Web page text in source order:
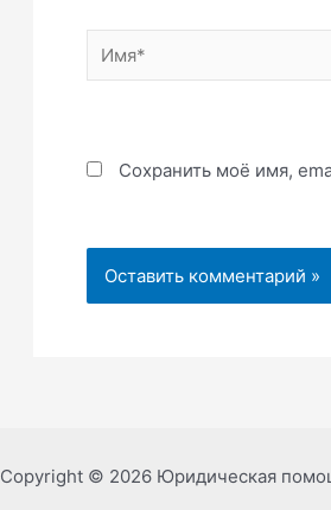
Имя*
Сохранить моё имя,
Copyright © 2026 Юридическая